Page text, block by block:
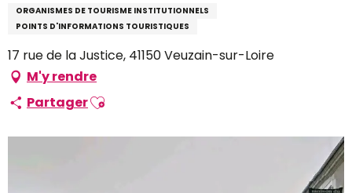
ORGANISMES DE TOURISME INSTITUTIONNELS
POINTS D'INFORMATIONS TOURISTIQUES
17 rue de la Justice, 41150 Veuzain-sur-Loire
M'y rendre
PartagerAjouter aux favoris